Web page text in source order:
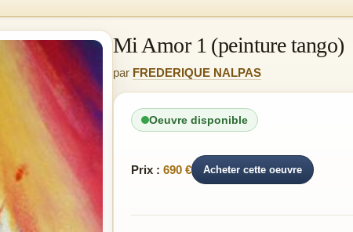
Mi Amor 1 (peinture tango)
par FREDERIQUE NALPAS
Oeuvre disponible
Prix : 690 € Acheter cette oeuvre